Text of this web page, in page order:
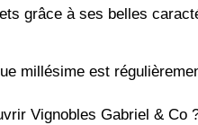
grâce à ses belles
millésime est
Vignobles Gabriel & Co